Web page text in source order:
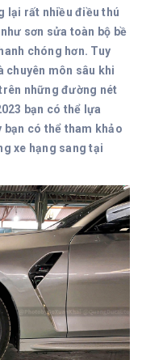
lại rất nhiều điều thú
sơn sửa toàn bộ bề
chóng hơn. Tuy
chuyên môn sâu khi
những đường nét
bạn có thể lựa
bạn có thể tham khảo
xe hạng sang tại